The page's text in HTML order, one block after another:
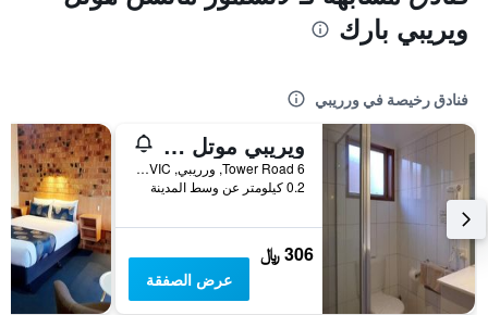
ويريبي بارك
فنادق رخيصة في ورريبي
ويريبي موتل آند أبارتمنت
6 Tower Road, ورريبي, VIC, أستراليا
0.2 كيلومتر عن وسط المدينة
306 ﷼
عرض الصفقة